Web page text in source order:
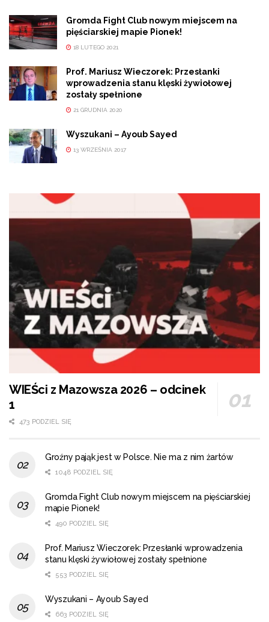
Gromda Fight Club nowym miejscem na
pięściarskiej mapie Pionek!
18 LUTEGO 2021
Prof. Mariusz Wieczorek: Przesłanki
wprowadzenia stanu klęski żywiołowej
zostały spełnione
21 GRUDNIA 2020
Wyszukani – Ayoub Sayed
13 WRZEŚNIA 2017
WIEŚci z Mazowsza 2026 – odcinek
1
473 PODZIEL SIĘ
Groźny pająk jest w Polsce. Nie ma z nim żartów
1048 PODZIEL SIĘ
Gromda Fight Club nowym miejscem na pięściarskiej
mapie Pionek!
490 PODZIEL SIĘ
Prof. Mariusz Wieczorek: Przesłanki wprowadzenia
stanu klęski żywiołowej zostały spełnione
553 PODZIEL SIĘ
Wyszukani – Ayoub Sayed
663 PODZIEL SIĘ